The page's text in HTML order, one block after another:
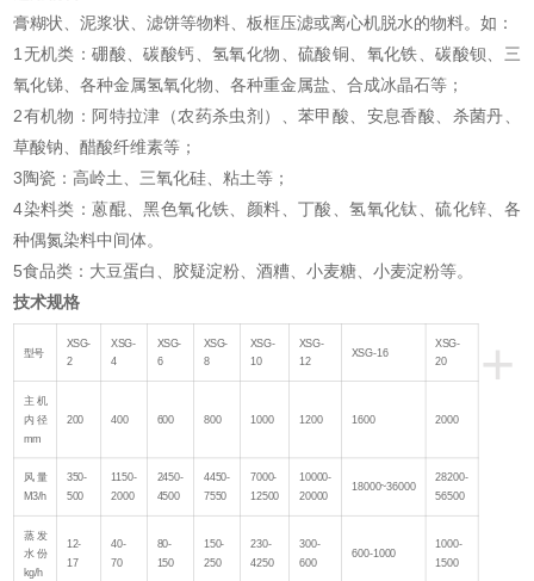
膏糊状、泥浆状、滤饼等物料、板框压滤或离心机脱水的物料。如：
1无机类：硼酸、碳酸钙、氢氧化物、硫酸铜、氧化铁、碳酸钡、三
氧化锑、各种金属氢氧化物、各种重金属盐、合成冰晶石等；
2有机物：阿特拉津（农药杀虫剂）、苯甲酸、安息香酸、杀菌丹、
草酸钠、醋酸纤维素等；
3陶瓷：高岭土、三氧化硅、粘土等；
4染料类：蒽醌、黑色氧化铁、颜料、丁酸、氢氧化钛、硫化锌、各
种偶氮染料中间体。
5食品类：大豆蛋白、胶疑淀粉、酒糟、小麦糖、小麦淀粉等。
技术规格
+
型号
XSG-
2
XSG-
4
XSG-
6
XSG-
8
XSG-
10
XSG-
12
XSG-16
XSG-
20
主机
内径
mm
200 400 600 800 1000 1200 1600 2000
风量
M3/h
350-
500
1150-
2000
2450-
4500
4450-
7550
7000-
12500
10000-
20000
18000~36000
28200-
56500
蒸发
水份
kg/h
12-
17
40-
70
80-
150
150-
250
230-
4250
300-
600
600-1000
1000-
1500